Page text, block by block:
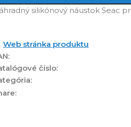
silikónový náustok Seac
Web stránka produktu
číslo: